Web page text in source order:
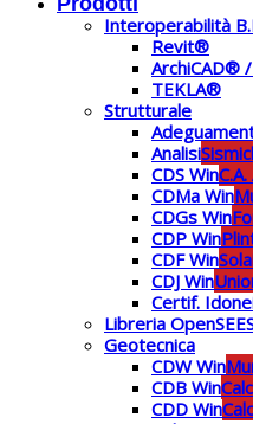
Interoperabilità
Revit®
ArchiCAD®
TEKLA®
Strutturale
Analisi
CDS Win
CDMa Win
CDGs Win
CDP Win
CDF Win
CDJ Win
Certif.
Libreria
Geotecnica
CDW Win
CDB Win
CDD Win